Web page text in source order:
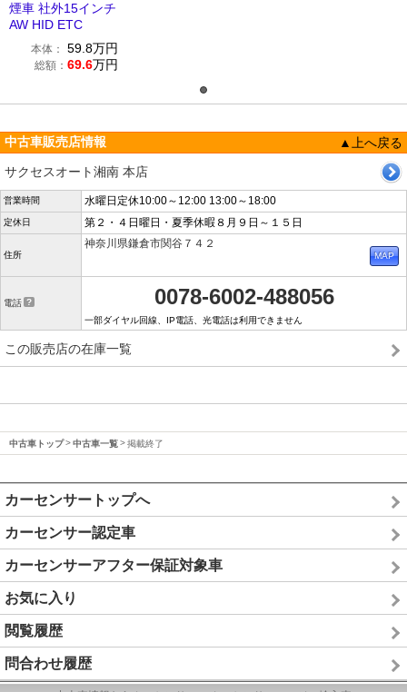
煙車 社外15インチ
AW HID ETC
本体： 59.8万円
総額： 69.6万円
中古車販売店情報
▲上へ戻る
サクセスオート湘南 本店
営業時間 水曜日定休10:00～12:00 13:00～18:00
定休日 第２・４日曜日・夏季休暇８月９日～１５日
住所
神奈川県鎌倉市関谷７４２
電話 0078-6002-488056
一部ダイヤル回線、IP電話、光電話は利用できません
この販売店の在庫一覧
中古車トップ 中古車一覧 掲載終了
カーセンサートップへ
カーセンサー認定車
カーセンサーアフター保証対象車
お気に入り
閲覧履歴
問合わせ履歴